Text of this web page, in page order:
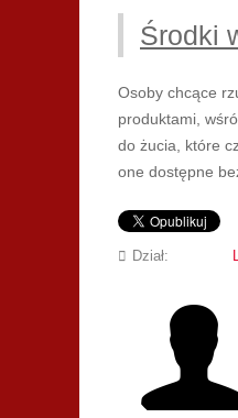
Środki
Osoby chcące
produktami,
do żucia, które
one dostępne
Dział: